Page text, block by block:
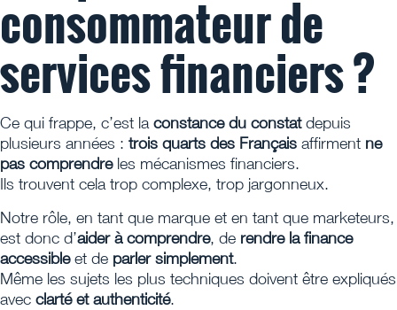
consommateur de
services financiers ?
Ce qui frappe, c’est la constance du constatdepuis
plusieurs années : trois quarts des Français affirment ne
pas comprendreles mécanismes financiers.
Ils trouvent cela trop complexe, trop jargonneux.
Notre rôle, en tant que marque et en tant que marketeurs,
est donc d’aider à comprendre, de rendre la finance
accessibleet de parler simplement.
Même les sujets les plus techniques doivent être expliqués
avec clarté et authenticité.